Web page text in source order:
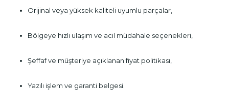
Orijinal veya yüksek kaliteli uyumlu parçalar,
Bölgeye hızlı ulaşım ve acil müdahale seçenekleri,
Şeffaf ve müşteriye açıklanan fiyat politikası,
Yazılı işlem ve garanti belgesi.